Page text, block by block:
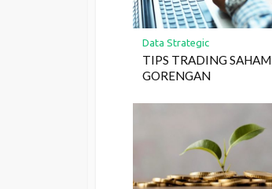
Data Strategic
TIPS TRADING SAHAM
GORENGAN